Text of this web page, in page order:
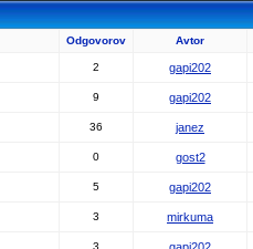
Odgovorov Avtor
2 gapi202
9 gapi202
36 janez
0 gost2
5 gapi202
3 mirkuma
3